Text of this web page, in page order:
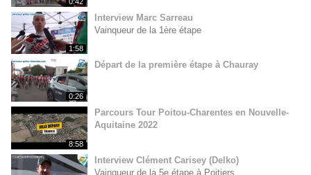
1:58
Interview Marc Sarreau
Vainqueur de la 1ère étape
0:26
Départ de la première étape à Chauray
8:58
Parcours Tour Poitou-Charentes en Nouvelle-
Aquitaine 2022
Interview Clément Carisey (Delko)
Vainqueur de la 5e étape à Poitiers